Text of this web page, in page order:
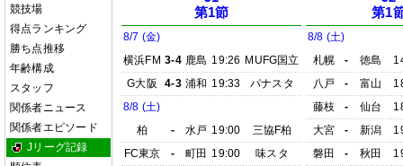
競技場
得点ランキング
勝ち点推移
年齢構成
スタッフ
関係者ニュース
関係者エピソード
Jリーグ記録
第1節
8/7 (金)
横浜FM 3-4 鹿島 19:26 MUFG国立
G大阪
4-3 浦和 19:33
パナスタ
8/8 (土)
柏
- 水戸 19:00
三協F柏
FC東京
- 町田 19:00
味スタ
第1
8/8 (土)
札幌
- 徳島
八戸
- 富山
藤枝
- 仙台
大宮
- 新潟
磐田
- 秋田